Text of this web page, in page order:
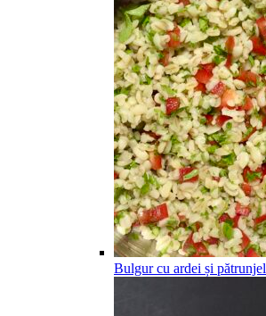
Bulgur cu ardei și pătrunjel